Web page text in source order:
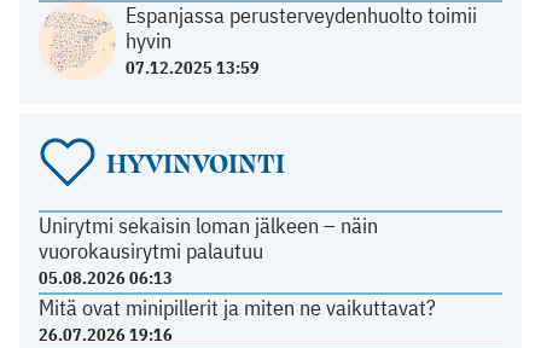
Espanjassa perusterveydenhuolto toimii
hyvin
07.12.2025 13:59
HYVINVOINTI
Unirytmi sekaisin loman jälkeen – näin
vuorokausirytmi palautuu
05.08.2026 06:13
Mitä ovat minipillerit ja miten ne vaikuttavat?
26.07.2026 19:16